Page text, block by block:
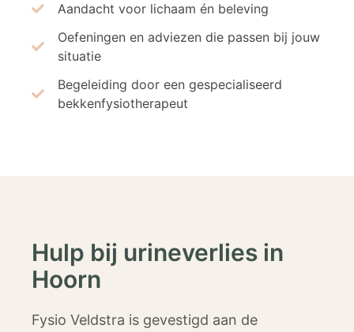
Aandacht voor lichaam én beleving
Oefeningen en adviezen die passen bij jouw
situatie
Begeleiding door een gespecialiseerd
bekkenfysiotherapeut
Hulp bij urineverlies in
Hoorn
Fysio Veldstra is gevestigd aan de